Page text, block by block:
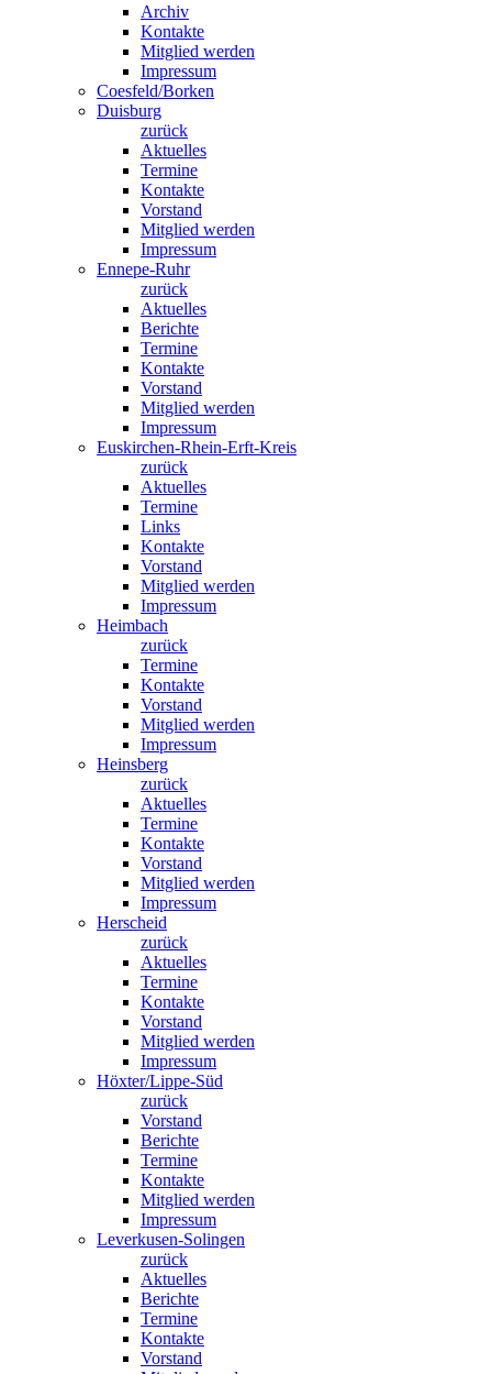
Archiv
Kontakte
Mitglied werden
Impressum
Coesfeld/Borken
Duisburg
zurück
Aktuelles
Termine
Kontakte
Vorstand
Mitglied werden
Impressum
Ennepe-Ruhr
zurück
Aktuelles
Berichte
Termine
Kontakte
Vorstand
Mitglied werden
Impressum
Euskirchen-Rhein-Erft-Kreis
zurück
Aktuelles
Termine
Links
Kontakte
Vorstand
Mitglied werden
Impressum
Heimbach
zurück
Termine
Kontakte
Vorstand
Mitglied werden
Impressum
Heinsberg
zurück
Aktuelles
Termine
Kontakte
Vorstand
Mitglied werden
Impressum
Herscheid
zurück
Aktuelles
Termine
Kontakte
Vorstand
Mitglied werden
Impressum
Höxter/Lippe-Süd
zurück
Vorstand
Berichte
Termine
Kontakte
Mitglied werden
Impressum
Leverkusen-Solingen
zurück
Aktuelles
Berichte
Termine
Kontakte
Vorstand